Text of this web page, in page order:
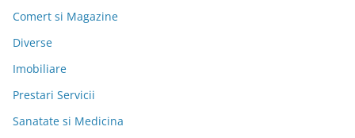
Comert si Magazine
Diverse
Imobiliare
Prestari Servicii
Sanatate si Medicina